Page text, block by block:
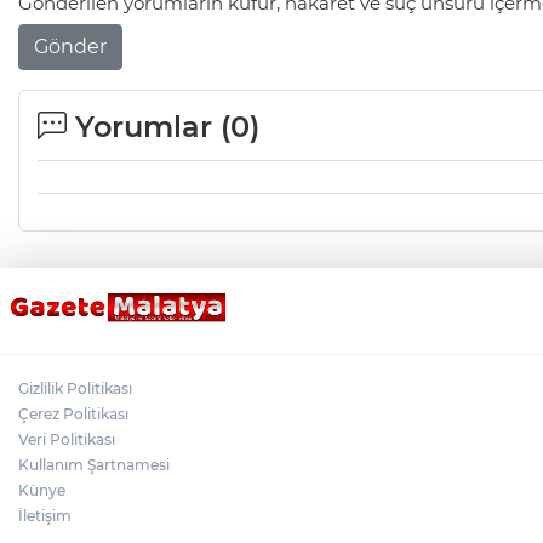
Gönder
Yorumlar (0)
Gizlilik Politikası
Çerez Politikası
Veri Politikası
Kullanım Şartnamesi
Künye
İletişim